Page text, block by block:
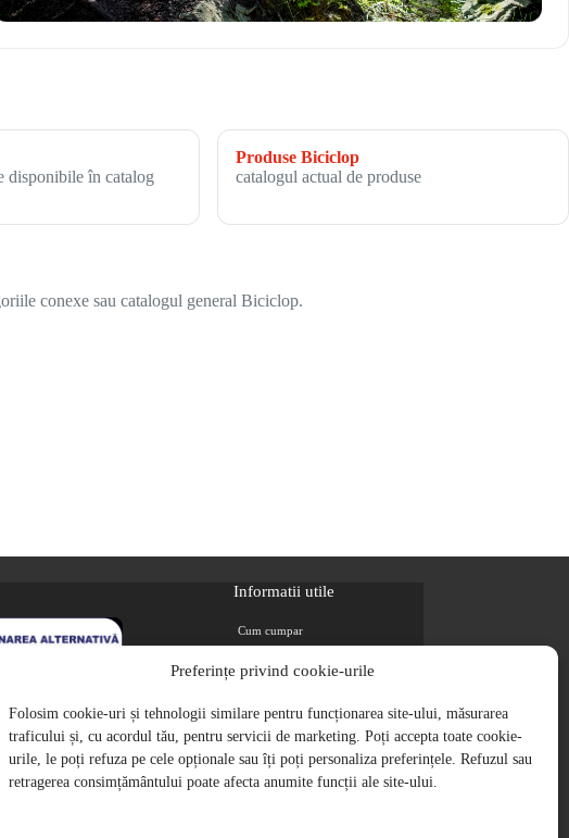
Preferințe privind cookie-urile
Folosim cookie-uri și tehnologii similare pentru funcționarea site-ului, măsurarea
traficului și, cu acordul tău, pentru servicii de marketing. Poți accepta toate cookie-
urile, le poți refuza pe cele opționale sau îți poți personaliza preferințele. Refuzul sau
retragerea consimțământului poate afecta anumite funcții ale site-ului.
disponibile în catalog
Produse Biciclop
catalogul actual de produse
conexe sau catalogul general Biciclop.
Informatii utile
Cum cumpar
Magazine partenere
Retur
Cariere
Politica de Confidentialitate